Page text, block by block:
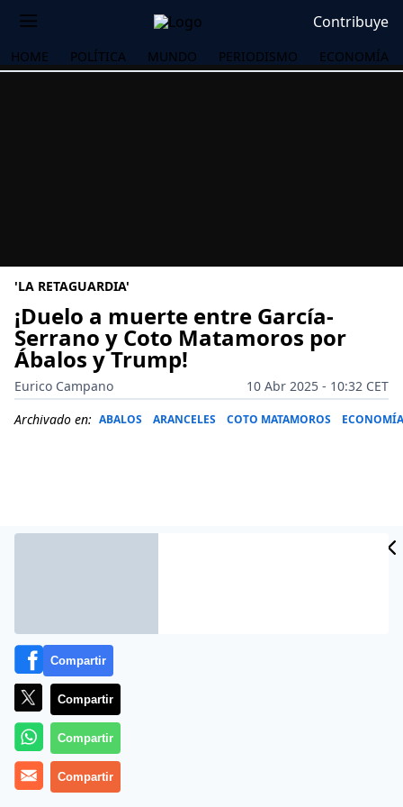
Contribuye
HOME POLÍTICA MUNDO PERIODISMO ECONOMÍA
'LA RETAGUARDIA'
¡Duelo a muerte entre García-
Serrano y Coto Matamoros por
Ábalos y Trump!
Eurico Campano
10 Abr 2025 - 10:32 CET
Archivado en: ABALOS ARANCELES COTO MATAMOROS ECONOMÍA
Más información
Compartir
Compartir
Compartir
Compartir